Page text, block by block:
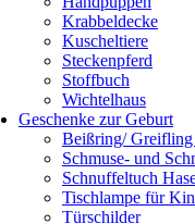
Krabbeldecke
Kuscheltiere
Steckenpferd
Stoffbuch
Wichtelhaus
Geschenke zur Geburt
Beißring/ Greifling
Schmuse- und
Schnuffeltuch
Tischlampe für
Türschilder